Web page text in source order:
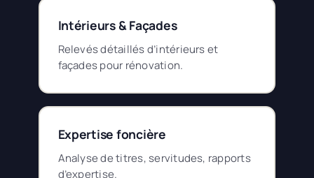
Intérieurs & Façades
Relevés détaillés d’intérieurs et
façades pour rénovation.
Expertise foncière
Analyse de titres, servitudes, rapports
d’expertise.